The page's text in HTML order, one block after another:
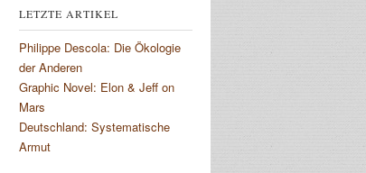
LETZTE ARTIKEL
Philippe Descola: Die Ökologie
der Anderen
Graphic Novel: Elon & Jeff on
Mars
Deutschland: Systematische
Armut